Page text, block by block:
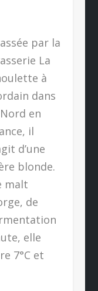
par la
La
à
dans
en
il
d’une
blonde.
malt
de
elle
7°C et